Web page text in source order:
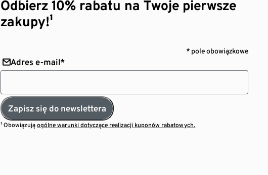
Odbierz 10% rabatu na Twoje pierwsze
zakupy!¹
* pole obowiązkowe
Adres e-mail*
Zapisz się do newslettera
¹ Obowiązująogólne warunki dotyczące realizacji kuponów rabatowych.